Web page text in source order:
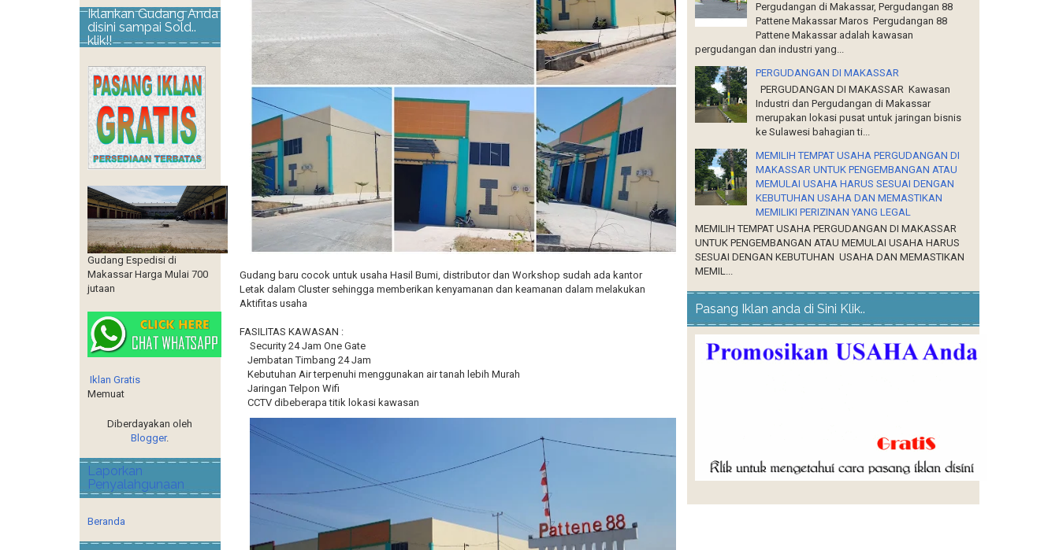
Gudang baru cocok untuk usaha Hasil Bumi, distributor dan Workshop sudah ada kantor
Letak dalam Cluster sehingga memberikan kenyamanan dan keamanan dalam melakukan
Aktifitas usaha
FASILITAS KAWASAN :
Security 24 Jam One Gate
Jembatan Timbang 24 Jam
Kebutuhan Air terpenuhi menggunakan air tanah lebih Murah
Jaringan Telpon Wifi
CCTV dibeberapa titik lokasi kawasan
Iklankan Gudang Anda
disini sampai Sold..
klik!!
Gudang Espedisi di
Makassar Harga Mulai 700
jutaan
Iklan Gratis
Memuat
Diberdayakan oleh
Blogger.
Laporkan
Penyalahgunaan
Beranda
Pergudangan di Makassar, Pergudangan 88
Pattene Makassar Maros Pergudangan 88
Pattene Makassar adalah kawasan
pergudangan dan industri yang...
PERGUDANGAN DI MAKASSAR
PERGUDANGAN DI MAKASSAR Kawasan
Industri dan Pergudangan di Makassar
merupakan lokasi pusat untuk jaringan bisnis
ke Sulawesi bahagian ti...
MEMILIH TEMPAT USAHA PERGUDANGAN DI
MAKASSAR UNTUK PENGEMBANGAN ATAU
MEMULAI USAHA HARUS SESUAI DENGAN
KEBUTUHAN USAHA DAN MEMASTIKAN
MEMILIKI PERIZINAN YANG LEGAL
MEMILIH TEMPAT USAHA PERGUDANGAN DI MAKASSAR
UNTUK PENGEMBANGAN ATAU MEMULAI USAHA HARUS
SESUAI DENGAN KEBUTUHAN USAHA DAN MEMASTIKAN
MEMIL...
Pasang Iklan anda di Sini Klik..